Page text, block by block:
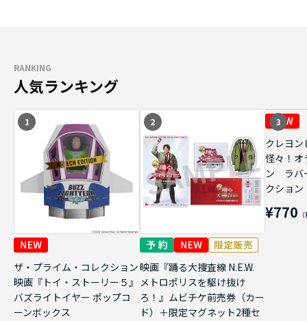
RANKING
人気ランキング
1
ザ・プライム・コレクション
映画『トイ・ストーリー５』
バズライトイヤー ポップコ
ーンボックス
2
映画『踊る大捜査線 N.E.W.
メトロポリスを駆け抜け
ろ！』ムビチケ前売券（カー
ド）＋限定マグネット2種セ
3
クレヨン
怪々！オ
ン ラバ
クショ
¥770